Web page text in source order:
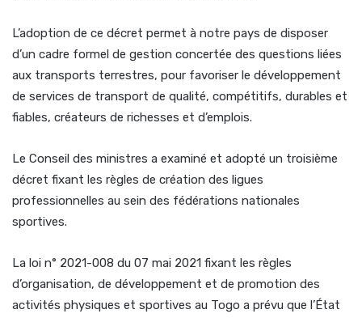
L’adoption de ce décret permet à notre pays de disposer
d’un cadre formel de gestion concertée des questions liées
aux transports terrestres, pour favoriser le développement
de services de transport de qualité, compétitifs, durables et
fiables, créateurs de richesses et d’emplois.
Le Conseil des ministres a examiné et adopté un troisième
décret fixant les règles de création des ligues
professionnelles au sein des fédérations nationales
sportives.
La loi n° 2021-008 du 07 mai 2021 fixant les règles
d’organisation, de développement et de promotion des
activités physiques et sportives au Togo a prévu que l’État